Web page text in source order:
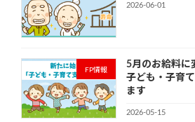
2026-06-01
FP情報
5月のお給料に
子ども・子育
ます
2026-05-15